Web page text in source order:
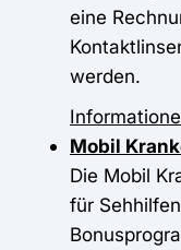
eine
werden.
Mobil
Die Mobil
für